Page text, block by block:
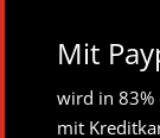
Mit
wird in 83%
mit